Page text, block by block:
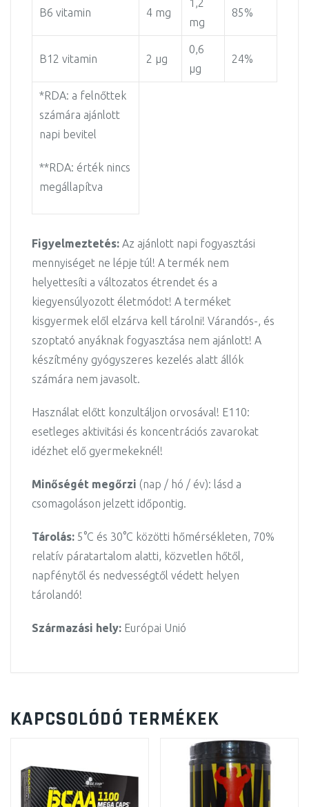
B6 vitamin 4 mg
1,2
mg
85%
B12 vitamin 2 µg
0,6
µg
24%
*RDA: a felnőttek
számára ajánlott
napi bevitel
**RDA: érték nincs
megállapítva
Figyelmeztetés: Az ajánlott napi fogyasztási
mennyiséget ne lépje túl! A termék nem
helyettesíti a változatos étrendet és a
kiegyensúlyozott életmódot! A terméket
kisgyermek elől elzárva kell tárolni! Várandós-, és
szoptató anyáknak fogyasztása nem ajánlott! A
készítmény gyógyszeres kezelés alatt állók
számára nem javasolt.
Használat előtt konzultáljon orvosával! E110:
esetleges aktivitási és koncentrációs zavarokat
idézhet elő gyermekeknél!
Minőségét megőrzi (nap / hó / év): lásd a
csomagoláson jelzett időpontig.
Tárolás: 5°C és 30°C közötti hőmérsékleten, 70%
relatív páratartalom alatti, közvetlen hőtől,
napfénytől és nedvességtől védett helyen
tárolandó!
Származási hely: Európai Unió
KAPCSOLÓDÓ TERMÉKEK